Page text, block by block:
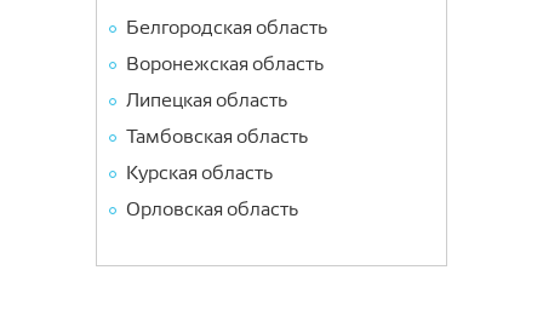
Белгородская область
Воронежская область
Липецкая область
Тамбовская область
Курская область
Орловская область